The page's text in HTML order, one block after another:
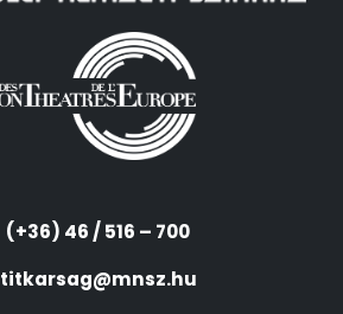
(+36) 46 / 516 – 700
titkarsag@mnsz.hu